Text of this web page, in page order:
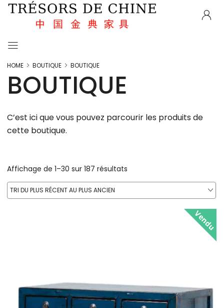
BOUTIQUE
HOME BOUTIQUE BOUTIQUE
C’est ici que vous pouvez parcourir les produits de
cette boutique.
Affichage de 1–30 sur 187 résultats
TRI DU PLUS RÉCENT AU PLUS ANCIEN
Vendu